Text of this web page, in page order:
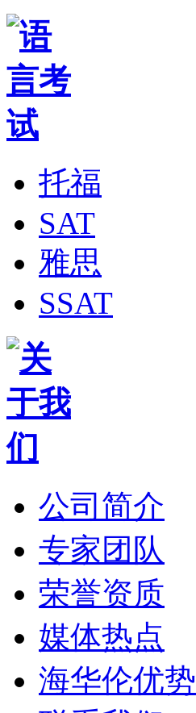
托福
SAT
雅思
SSAT
公司简介
专家团队
荣誉资质
媒体热点
海华伦优势